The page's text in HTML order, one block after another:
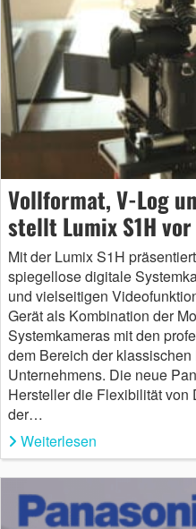
Vollformat, V-Log
stellt Lumix S1H vor
Mit der Lumix S1H
spiegellose digitale
und vielseitigen
Gerät als Kombination der
Systemkameras mit den
dem Bereich der
Unternehmens. Die neue
Hersteller die Flexibilität von
der…
Weiterlesen